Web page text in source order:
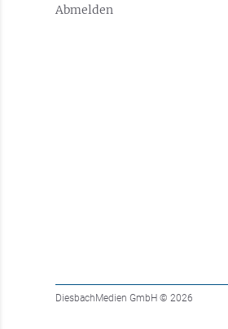
Abmelden
DiesbachMedien GmbH © 2026